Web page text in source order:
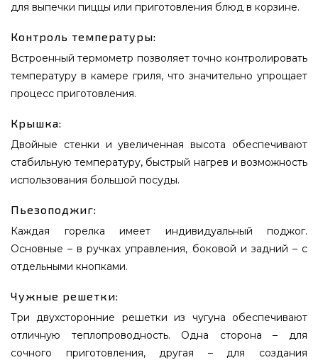
для выпечки пиццы или приготовления блюд в корзине.
Контроль температуры:
Встроенный термометр позволяет точно контролировать
температуру в камере гриля, что значительно упрощает
процесс приготовления.
Крышка:
Двойные стенки и увеличенная высота обеспечивают
стабильную температуру, быстрый нагрев и возможность
использования большой посуды.
Пьезоподжиг:
Каждая горелка имеет индивидуальный поджог.
Основные – в ручках управления, боковой и задний – с
отдельными кнопками.
Чужные решетки:
Три двухсторонние решетки из чугуна обеспечивают
отличную теплопроводность. Одна сторона – для
сочного приготовления, другая – для создания